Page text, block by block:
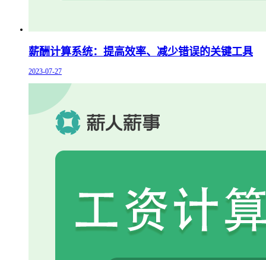
薪酬计算系统：提高效率、减少错误的关键工具
2023-07-27